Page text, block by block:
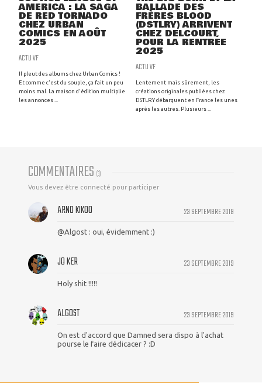
AMERICA : LA SAGA
DE RED TORNADO
CHEZ URBAN
COMICS EN AOÛT
2025
ACTU VF
Il pleut des albums chez Urban Comics !
Et comme c'est du souple, ça fait un peu
moins mal. La maison d'édition multiplie
les annonces ...
BALLADE DES
FRÈRES BLOOD
(DSTLRY) ARRIVENT
CHEZ DELCOURT
POUR LA RENTRÉE
2025
ACTU VF
Lentement mais sûrement, les
créations originales publiées chez
DSTLRY débarquent en France les unes
après les autres. Plusieurs ...
COMMENTAIRES (3)
Vous devez être connecté pour participer
23 SEPTEMBRE 2019
ARNO KIKOO
@Algost : oui, évidemment :)
23 SEPTEMBRE 2019
JO KER
Holy shit !!!!!
23 SEPTEMBRE 2019
ALGOST
On est d'accord que Damned sera dispo à l'achat
pourse le faire dédicacer ? :D